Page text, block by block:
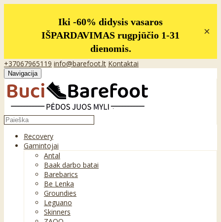
Iki -60% didysis vasaros
IŠPARDAVIMAS rugpjūčio 1-31
dienomis.
×
+37067965119 info@barefoot.lt Kontaktai
Navigacija
Recovery
Gamintojai
Antal
Baak darbo batai
Barebarics
Be Lenka
Groundies
Leguano
Skinners